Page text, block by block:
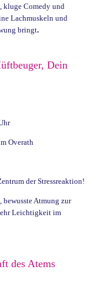
kluge Comedy und
Lachmuskeln und
bringt.
Dein
Overath
der Stressreaktion!
Atmung zur
Leichtigkeit im
des Atems